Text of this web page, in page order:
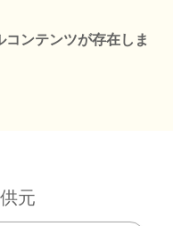
ンテンツが存在しま
元